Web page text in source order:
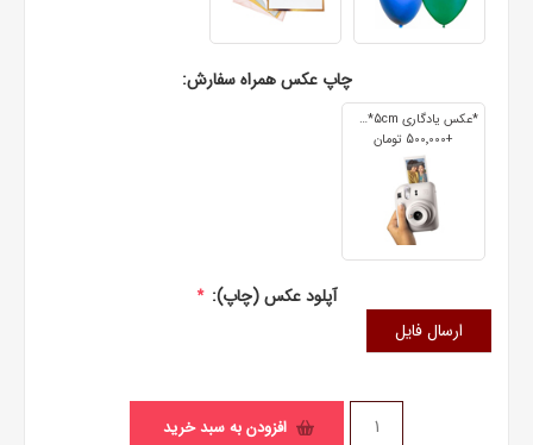
چاپ عکس همراه سفارش:
*عکس یادگاری 7cm*5cm
+500٬000 تومان
آپلود عکس (چاپ): *
ارسال فایل
افزودن به سبد خرید